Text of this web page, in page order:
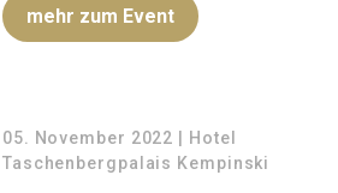
mehr zum Event
05. November 2022 | Hotel
Taschenbergpalais Kempinski